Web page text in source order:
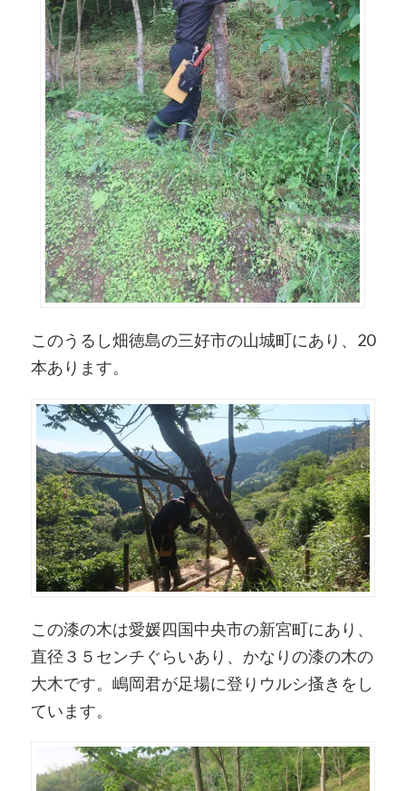
このうるし畑徳島の三好市の山城町にあり、20
本あります。
この漆の木は愛媛四国中央市の新宮町にあり、
直径３５センチぐらいあり、かなりの漆の木の
大木です。嶋岡君が足場に登りウルシ搔きをし
ています。